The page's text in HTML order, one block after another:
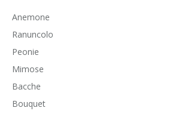
Anemone
Ranuncolo
Peonie
Mimose
Bacche
Bouquet